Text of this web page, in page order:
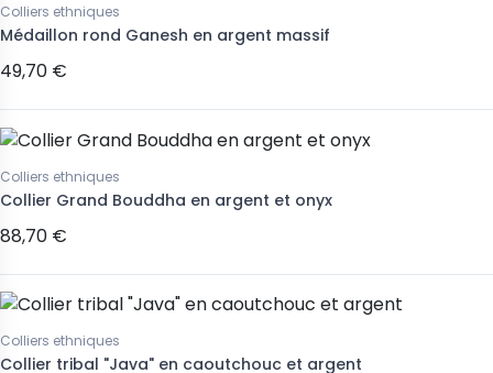
Colliers ethniques
Médaillon rond Ganesh en argent massif
49,70 €
Colliers ethniques
Collier Grand Bouddha en argent et onyx
88,70 €
Colliers ethniques
Collier tribal "Java" en caoutchouc et argent